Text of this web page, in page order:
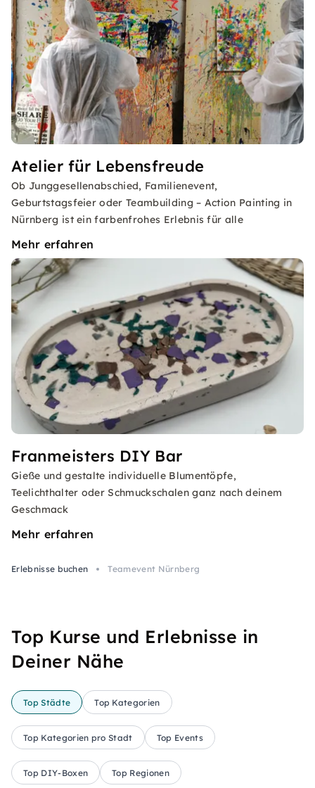
Atelier für Lebensfreude
Ob Junggesellenabschied, Familienevent,
Geburtstagsfeier oder Teambuilding – Action Painting in
Nürnberg ist ein farbenfrohes Erlebnis für alle
Mehr erfahren
Franmeisters DIY Bar
Gieße und gestalte individuelle Blumentöpfe,
Teelichthalter oder Schmuckschalen ganz nach deinem
Geschmack
Mehr erfahren
Erlebnisse buchen Teamevent Nürnberg
Top Kurse und Erlebnisse in
Deiner Nähe
Top Städte Top Kategorien
Top Kategorien pro Stadt Top Events
Top DIY-Boxen Top Regionen